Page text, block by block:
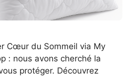
Cœur du Sommeil via My
: nous avons cherché la
protéger. Découvrez